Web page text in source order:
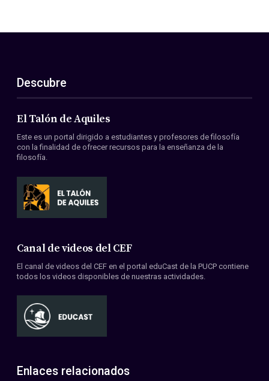
Descubre
El Talón de Aquiles
Este es un portal dirigido a estudiantes y profesores de filosofía
con la finalidad de ofrecer recursos para la enseñanza de la
filosofía.
Canal de videos del CEF
El canal de videos del CEF en el portal eduCast de la PUCP contiene
todos los videos disponibles de nuestras actividades.
Enlaces relacionados